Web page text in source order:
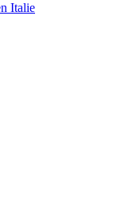
Italie